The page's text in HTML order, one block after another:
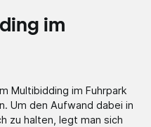
im
Multibidding im Fuhrpark
Um den Aufwand dabei in
zu halten, legt man sich